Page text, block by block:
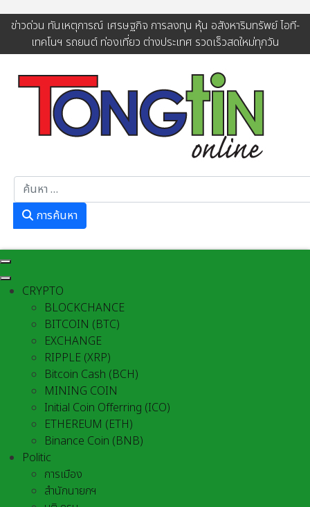
ข่าวด่วน ทันเหตุการณ์ เศรษฐกิจ การลงทุน หุ้น อสังหาริมทรัพย์ ไอที-
เทคโนฯ รถยนต์ ท่องเที่ยว ต่างประเทศ รวดเร็วสดใหม่ทุกวัน
การค้นหา
CRYPTO
BLOCKCHANCE
BITCOIN (BTC)
EXCHANGE
RIPPLE (XRP)
Bitcoin Cash (BCH)
MINING COIN
Initial Coin Offerring (ICO)
ETHEREUM (ETH)
Binance Coin (BNB)
Politic
การเมือง
สำนักนายกฯ